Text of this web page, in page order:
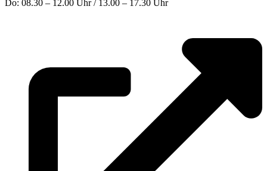
Do: 08.30 – 12.00 Uhr / 13.00 – 17.30 Uhr